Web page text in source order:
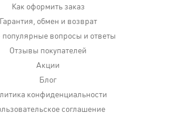
Как оформить заказ
Гарантия, обмен и возврат
популярные вопросы и ответы
Отзывы покупателей
Акции
Блог
конфиденциальности
соглашение